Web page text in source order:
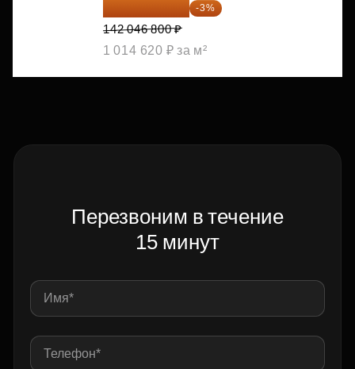
137 785 396 ₽ -3%
142 046 800 ₽
1 014 620 ₽ за м²
Перезвоним в течение
15 минут